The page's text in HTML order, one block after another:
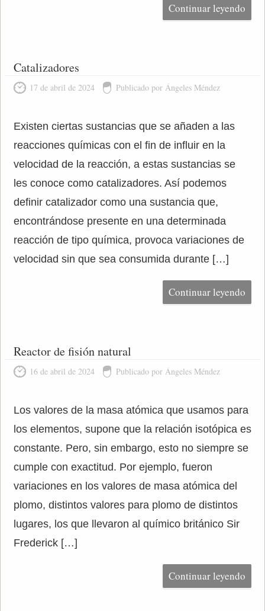
Continuar leyendo
Catalizadores
17 de abril de 2024 Publicado por Ángeles Méndez
Existen ciertas sustancias que se añaden a las
reacciones químicas con el fin de influir en la
velocidad de la reacción, a estas sustancias se
les conoce como catalizadores. Así podemos
definir catalizador como una sustancia que,
encontrándose presente en una determinada
reacción de tipo química, provoca variaciones de
velocidad sin que sea consumida durante […]
Continuar leyendo
Reactor de fisión natural
16 de abril de 2024 Publicado por Ángeles Méndez
Los valores de la masa atómica que usamos para
los elementos, supone que la relación isotópica es
constante. Pero, sin embargo, esto no siempre se
cumple con exactitud. Por ejemplo, fueron
variaciones en los valores de masa atómica del
plomo, distintos valores para plomo de distintos
lugares, los que llevaron al químico británico Sir
Frederick […]
Continuar leyendo